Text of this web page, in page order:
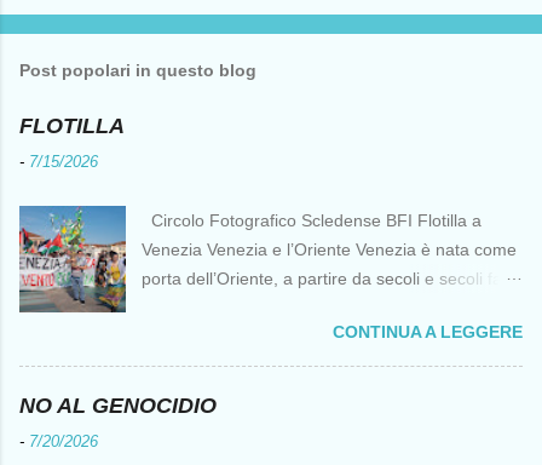
Post popolari in questo blog
FLOTILLA
- 7/15/2026
Circolo Fotografico Scledense BFI Flotilla a
Venezia Venezia e l’Oriente Venezia è nata come
porta dell’Oriente, a partire da secoli e secoli fa ai
di cantierizzazione veneziane divennero preziose
per tutti i crociati diretti a Gerusalemme. Proprio
le crociate fornirono ai veneziani l’occasione per
CONTINUA A LEGGERE
NO AL GENOCIDIO
- 7/20/2026